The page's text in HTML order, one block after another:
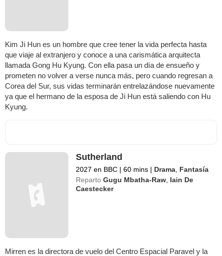
Kim Ji Hun es un hombre que cree tener la vida perfecta hasta
que viaje al extranjero y conoce a una carismática arquitecta
llamada Gong Hu Kyung. Con ella pasa un día de ensueño y
prometen no volver a verse nunca más, pero cuando regresan a
Corea del Sur, sus vidas terminarán entrelazándose nuevamente
ya que el hermano de la esposa de Ji Hun está saliendo con Hu
Kyung.
Sutherland
2027 en BBC | 60 mins | Drama Fantasía
Reparto Gugu Mbatha-Raw Iain De
Caestecker
Mirren es la directora de vuelo del Centro Espacial Paravel y la